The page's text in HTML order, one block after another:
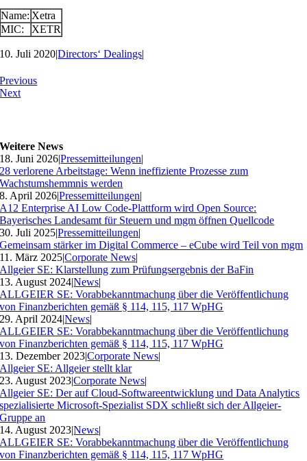
Name: Xetra
MIC:
XETR
10. Juli 2020|Directors‘ Dealings|
Previous
Next
Weitere News
18. Juni 2026|Pressemitteilungen|
28 verlorene Arbeitstage: Wenn ineffiziente Prozesse zum
Wachstumshemmnis werden
8. April 2026|Pressemitteilungen|
A12 Enterprise AI Low Code-Plattform wird Open Source:
Bayerisches Landesamt für Steuern und mgm öffnen Quellcode
30. Juli 2025|Pressemitteilungen|
Gemeinsam stärker im Digital Commerce – eCube wird Teil von mgm
11. März 2025|Corporate News|
Allgeier SE: Klarstellung zum Prüfungsergebnis der BaFin
13. August 2024|News|
ALLGEIER SE: Vorabbekanntmachung über die Veröffentlichung
von Finanzberichten gemäß § 114, 115, 117 WpHG
29. April 2024|News|
ALLGEIER SE: Vorabbekanntmachung über die Veröffentlichung
von Finanzberichten gemäß § 114, 115, 117 WpHG
13. Dezember 2023|Corporate News|
Allgeier SE: Allgeier stellt klar
23. August 2023|Corporate News|
Allgeier SE: Der auf Cloud-Softwareentwicklung und Data Analytics
spezialisierte Microsoft-Spezialist SDX schließt sich der Allgeier-
Gruppe an
14. August 2023|News|
ALLGEIER SE: Vorabbekanntmachung über die Veröffentlichung
von Finanzberichten gemäß § 114, 115, 117 WpHG